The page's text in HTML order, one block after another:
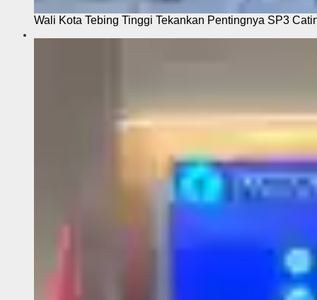
Wali Kota Tebing Tinggi Tekankan Pentingnya SP3